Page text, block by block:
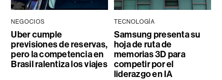
NEGOCIOS
Uber cumple
previsiones de reservas,
pero la competencia en
Brasil ralentiza los viajes
TECNOLOGÍA
Samsung presenta su
hoja de ruta de
memorias 3D para
competir por el
liderazgo en IA